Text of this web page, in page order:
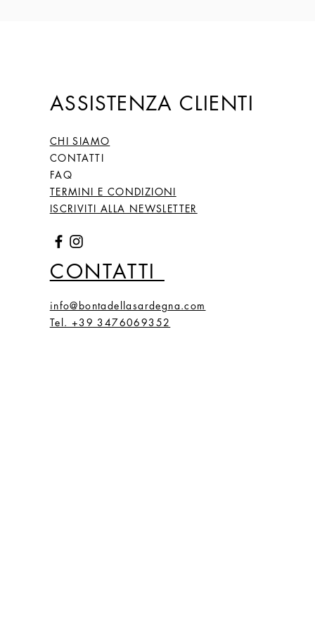
ASSISTENZA CLIENTI
CHI SIAMO
CONTATTI
FAQ
TERMINI E CONDIZIONI
ISCRIVITI ALLA NEWSLETTER
CONTATTI
info@bontadellasardegna.com
Tel. +39 3476069352